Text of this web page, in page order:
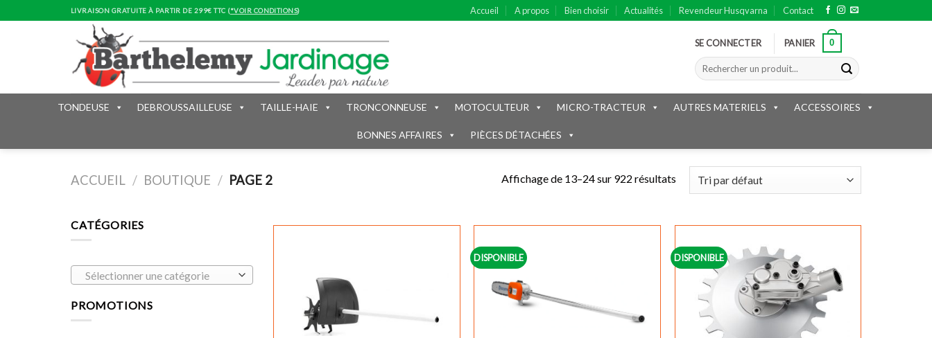
to
LIVRAISON GRATUITE À PARTIR DE 299€ TTC (*VOIR CONDITIONS) Accueil A propos Bien choisir Actualités Revendeur Husqvarna Contact
SE CONNECTER PANIER
0
Recherche
pour :
TONDEUSE DEBROUSSAILLEUSE TAILLE-HAIE TRONCONNEUSE MOTOCULTEUR MICRO-TRACTEUR AUTRES MATERIELS ACCESSOIRES
BONNES AFFAIRES PIÈCES DÉTACHÉES
ACCUEIL / BOUTIQUE / PAGE 2 Affichage de 13–24 sur 922 résultats
CATÉGORIES
Sélectionner une catégorie
PROMOTIONS
DISPONIBLE DISPONIBLE